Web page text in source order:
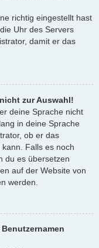
richtig eingestellt hast
Uhr des Servers
damit er das
zur Auswahl!
deine Sprache nicht
in deine Sprache
ob er das
Falls es noch
du es übersetzen
auf der Website von
werden.